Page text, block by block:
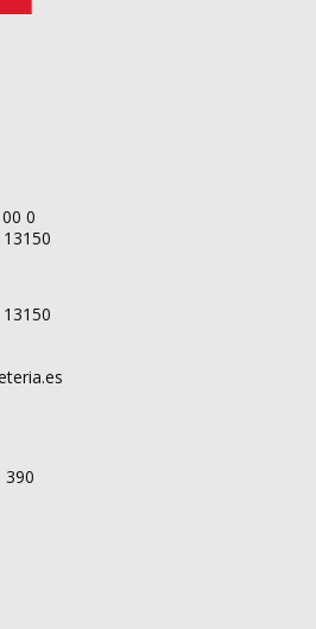
0
390